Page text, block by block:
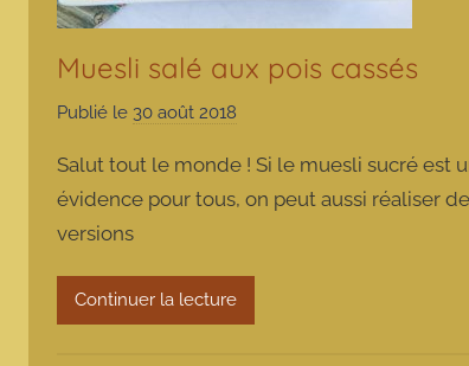
Muesli salé aux pois cassés
Publié le 30 août 2018
r
m
o
Salut tout le monde ! Si le muesli sucré est
évidence pour tous, on peut aussi réaliser
versions
Continuer la lecture